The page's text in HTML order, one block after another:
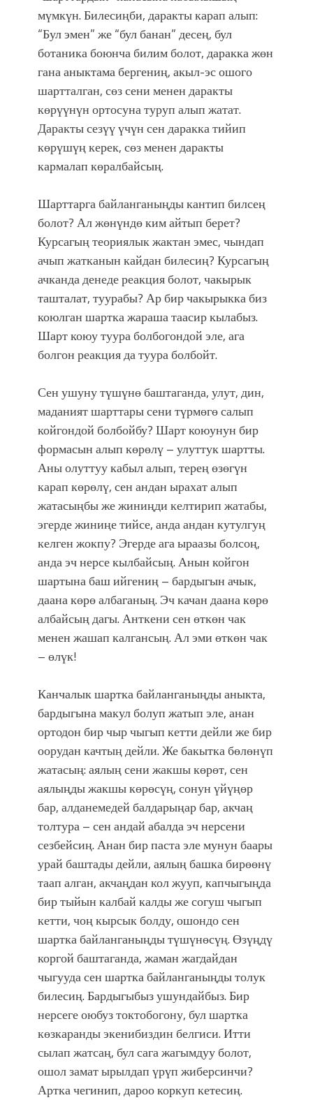
мүмкүн. Билесиңби, даракты карап алып:
“Бул эмен” же “бул банан” десең, бул
ботаника боюнча билим болот, даракка жөн
гана аныктама бергениң, акыл-эс ошого
шартталган, сөз сени менен даракты
көрүүнүн ортосуна туруп алып жатат.
Даракты сезүү үчүн сен даракка тийип
көрүшүң керек, сөз менен даракты
кармалап көралбайсың.
Шарттарга байланганыңды кантип билсең
болот? Ал жөнүндө ким айтып берет?
Курсагың теориялык жактан эмес, чындап
ачып жатканын кайдан билесиң? Курсагың
ачканда денеде реакция болот, чакырык
ташталат, туурабы? Ар бир чакырыкка биз
коюлган шартка жараша таасир кылабыз.
Шарт коюу туура болбогондой эле, ага
болгон реакция да туура болбойт.
Сен ушуну түшүнө баштаганда, улут, дин,
маданият шарттары сени түрмөгө салып
койгондой болбойбу? Шарт коюунун бир
формасын алып көрөлү – улуттук шартты.
Аны олуттуу кабыл алып, терең өзөгүн
карап көрөлү, сен андан ырахат алып
жатасыңбы же жиниңди келтирип жатабы,
эгерде жиниңе тийсе, анда андан кутулгуң
келген жокпу? Эгерде ага ыраазы болсоң,
анда эч нерсе кылбайсың. Анын койгон
шартына баш ийгениң – бардыгын ачык,
даана көрө албаганың. Эч качан даана көрө
албайсың дагы. Анткени сен өткөн чак
менен жашап калгансың. Ал эми өткөн чак
– өлүк!
Канчалык шартка байланганыңды аныкта,
бардыгына макул болуп жатып эле, анан
ортодон бир чыр чыгып кетти дейли же бир
оорудан качтың дейли. Же бакытка бөлөнүп
жатасың: аялың сени жакшы көрөт, сен
аялыңды жакшы көрөсүң, сонун үйүңөр
бар, алданемедей балдарыңар бар, акчаң
толтура – сен андай абалда эч нерсени
сезбейсиң. Анан бир паста эле мунун баары
урай баштады дейли, аялың башка бирөөнү
таап алган, акчаңдан кол жууп, капчыгыңда
бир тыйын калбай калды же согуш чыгып
кетти, чоң кырсык болду, ошондо сен
шартка байланганыңды түшүнөсүң. Өзүңдү
коргой баштаганда, жаман жагдайдан
чыгууда сен шартка байланганыңды толук
билесиң. Бардыгыбыз ушундайбыз. Бир
нерсеге оюбуз токтобогону, бул шартка
көзкаранды экенибиздин белгиси. Итти
сылап жатсаң, бул сага жагымдуу болот,
ошол замат ырылдап үрүп жиберсинчи?
Артка чегинип, дароо коркуп кетесиң.